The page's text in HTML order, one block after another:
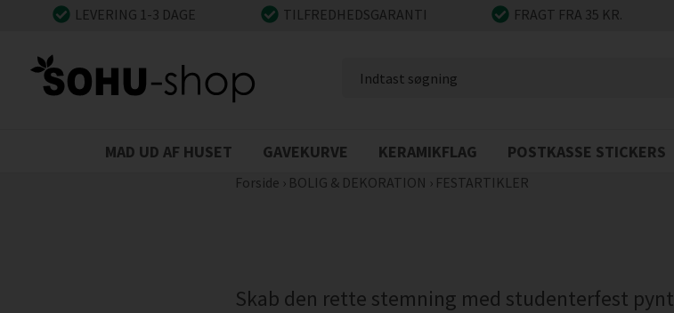
LEVERING 1-3 DAGE TILFREDHEDSGARANTI FRAGT FRA 35 KR.
MAD UD AF HUSET GAVEKURVE KERAMIKFLAG POSTKASSE STICKERS
Forside › BOLIG & DEKORATION › FESTARTIKLER
Skab den rette stemning med studenterfest pynt